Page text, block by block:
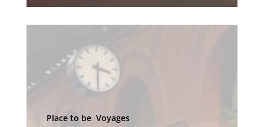
Place to be Voyages